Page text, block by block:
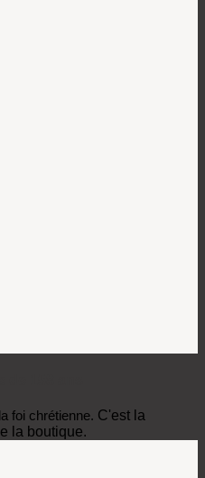
foi chrétienne. C'est la
la boutique.